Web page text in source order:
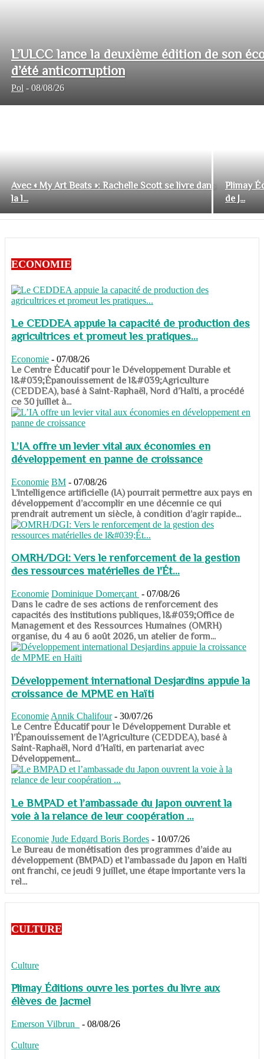
L’ULCC lance la deuxième édition de son
d’été anticorruption
Pol - 08/08/26
Avec « My Art Beats »: Rachelle Scott se livre dans
la l...
Plimay
de J...
ECONOMIE
Le CEDDEA appuie la capacité de production des
agricultrices et promeut les pratiques...
Economie - 07/08/26
​​​​​​​Le Centre Éducatif pour le Développement Durable et
l&#039;Épanouissement de l&#039;Agriculture
(CEDDEA), basé à Saint-Raphaël, Nord d’Haïti, a procédé
ce 30 juillet à...
L’IA offre un levier vital aux économies en
développement en panne de croissance
Economie BM - 07/08/26
​​​​​​​L’intelligence artificielle (IA) pourrait permettre aux pays en
développement d’accomplir en une décennie ce qui
prendrait autrement un siècle, à condition d’agir rapide...
OMRH/DGI: Vers le renforcement de la gestion
des ressources matérielles de l'Ét...
Economie Dominique Domerçant - 07/08/26
Dans le cadre de ses actions de renforcement des
capacités des institutions publiques, l&#039;Office de
Management et des Ressources Humaines (OMRH)
organise, du 4 au 6 août 2026, un atelier de form...
Développement international Desjardins appuie la
croissance de MPME en Haïti
Economie Annik Chalifour - 30/07/26
​​​​​​​Le Centre Éducatif pour le Développement Durable et
l’Épanouissement de l’Agriculture (CEDDEA), basé à
Saint-Raphaël, Nord d’Haïti, en partenariat avec
Développement...
Le BMPAD et l’ambassade du Japon ouvrent la
voie à la relance de leur coopération ...
Economie Jude Edgard Boris Bordes - 10/07/26
​​​​​​​Le Bureau de monétisation des programmes d’aide au
développement (BMPAD) et l’ambassade du Japon en Haïti
ont franchi, ce jeudi 9 juillet, une étape importante vers la
rel...
CULTURE
Culture
Plimay Éditions ouvre les portes du livre aux
élèves de Jacmel
Emerson Vilbrun - 08/08/26
Culture